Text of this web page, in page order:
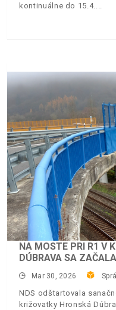
kontinuálne do 15.4.
NA MOSTE PRI R1 V
DÚBRAVA SA
Mar 30, 2026
NDS odštartovala
križovatky Hronská